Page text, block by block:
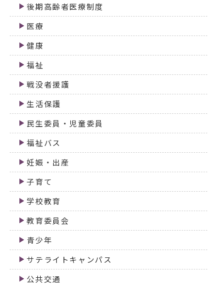
後期高齢者医療制度
医療
健康
福祉
戦没者援護
生活保護
民生委員・児童委員
福祉バス
妊娠・出産
子育て
学校教育
教育委員会
青少年
サテライトキャンパス
公共交通